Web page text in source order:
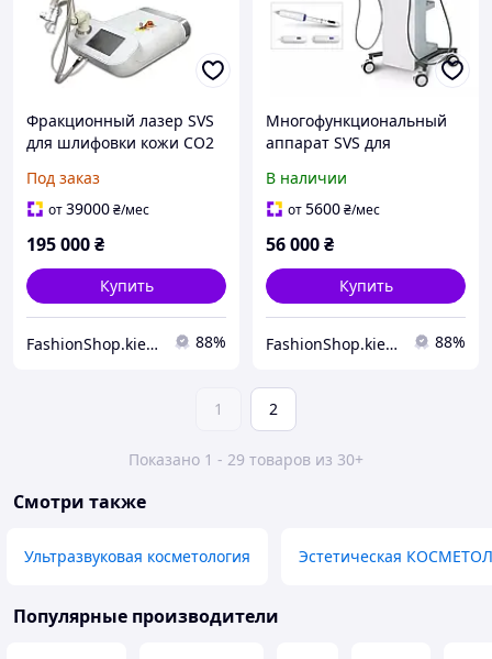
Фракционный лазер SVS
для шлифовки кожи CO2
подтягивающий лазер
Под заказ
от39000₴/мес
195 000₴
Купить
FashionShop.kiev.ua - Материалы для красоты 88%
Многофункциональный
аппарат SVS для
антивозрастной уход,
вагинальная подтяжка,
В наличии
от5600₴/мес
56 000₴
Купить
FashionShop.kiev.ua - Материалы для красоты 88%
1 2
Показано 1 - 29 товаров из 30+
Смотри также
Ультразвуковая косметология Эстетическая
Популярные производители